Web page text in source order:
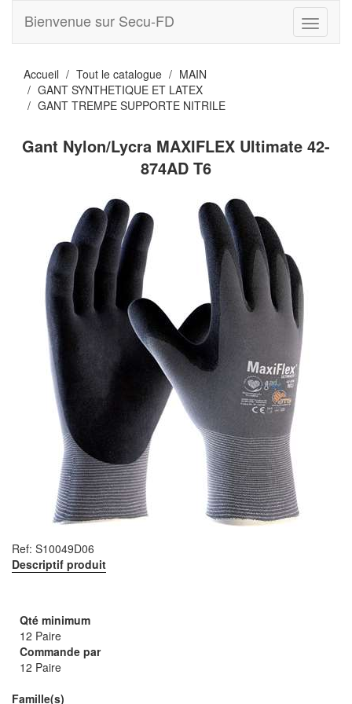
Toggle
Bienvenue sur Secu-FD
Accueil Tout le catalogue
MAIN
GANT SYNTHETIQUE ET LATEX
GANT TREMPE SUPPORTE NITRILE
Gant Nylon/Lycra MAXIFLEX Ultimate 42-
874AD T6
Ref: S10049D06
Descriptif produit
Qté minimum
12 Paire
Commande par
12 Paire
Famille(s)